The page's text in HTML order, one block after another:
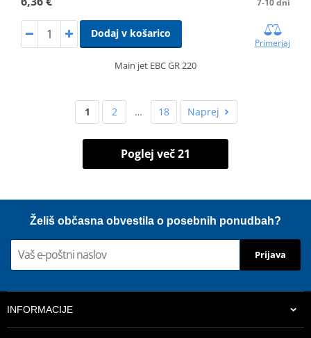
Dodaj v košarico
Primerjaj
Main jet EBC GR 220
1 2 … 18 Naprej
Poglej več 21
Želiš občasna obvestila o posebnih ponudbah?
Prijava
INFORMACIJE